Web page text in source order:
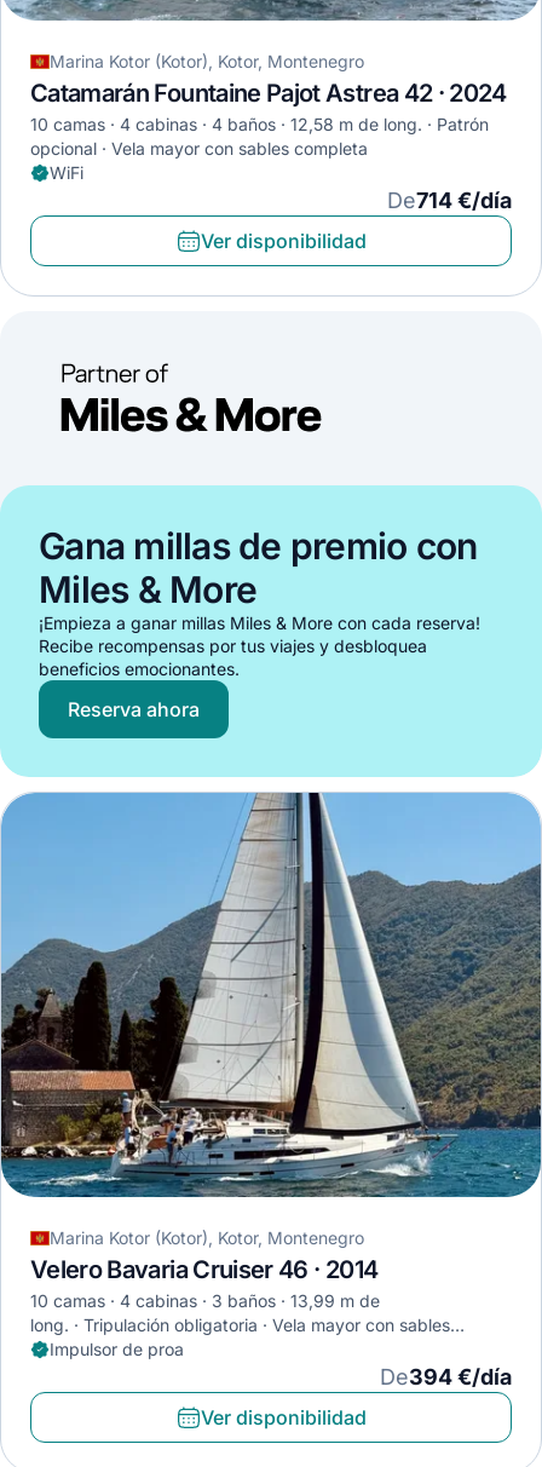
Marina Kotor (Kotor), Kotor, Montenegro
Catamarán Fountaine Pajot Astrea 42 · 2024
10 camas 4 cabinas 4 baños 12,58 m de long.
Patrón
opcional
Vela mayor con sables completa
WiFi
De714 €/día
Ver disponibilidad
Gana millas de premio con
Miles & More
¡Empieza a ganar millas Miles & More con cada reserva!
Recibe recompensas por tus viajes y desbloquea
beneficios emocionantes.
Reserva ahora
Marina Kotor (Kotor), Kotor, Montenegro
Velero Bavaria Cruiser 46 · 2014
10 camas 4 cabinas 3 baños
13,99 m de
long.
Tripulación obligatoria
Vela mayor con sables
completa
Impulsor de proa
De394 €/día
Ver disponibilidad